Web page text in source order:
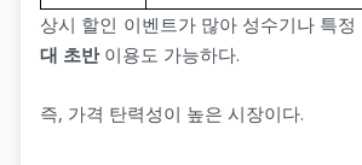
상시 할인 이벤트가 많아 성수기나 특정
대 초반이용도 가능하다.
즉, 가격 탄력성이 높은 시장이다.